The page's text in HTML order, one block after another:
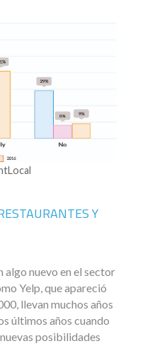
Y
algo nuevo en el sector
Yelp, que apareció
llevan muchos años
últimos años cuando
posibilidades